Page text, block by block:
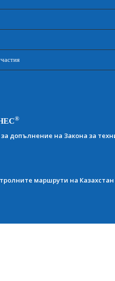
®
допълнение на Закона за
маршрути на Казахстан